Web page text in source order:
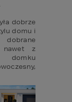
dobrze
domu i
nawet z